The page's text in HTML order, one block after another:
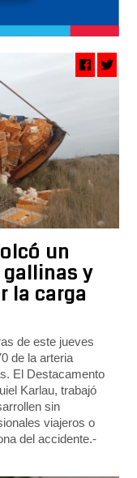
un
y
la carga
de este jueves
de la arteria
El Destacamento
Karlau, trabajó
sin
viajeros o
del accidente.-